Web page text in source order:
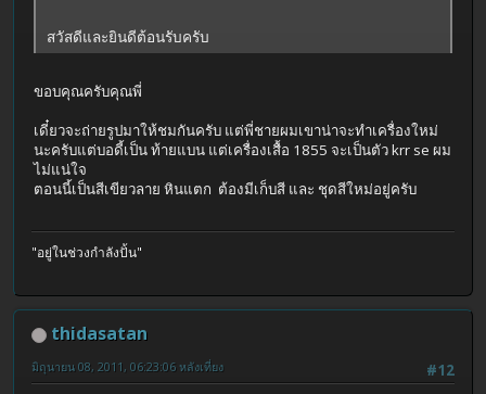
สวัสดีและยินดีต้อนรับครับ
ขอบคุณครับคุณพี่
เดี๋ยวจะถ่ายรูปมาให้ชมกันครับ แต่พี่ชายผมเขาน่าจะทำเครื่องใหม่
นะครับแต่บอดี้เป็น ท้ายแบน แต่เครื่องเสื้อ 1855 จะเป็นตัว krr se ผม
ไม่แน่ใจ
ตอนนี้เป็นสีเขียวลาย หินแตก ต้องมีเก็บสี และ ชุดสีใหม่อยู่ครับ
"อยู่ในช่วงกำลังปั้น"
thidasatan
#12
มิถุนายน 08, 2011, 06:23:06 หลังเที่ยง